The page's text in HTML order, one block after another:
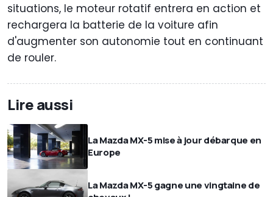
situations, le moteur rotatif entrera en action et
rechargera la batterie de la voiture afin
d'augmenter son autonomie tout en continuant
de rouler.
Lire aussi
La Mazda MX-5 mise à jour débarque en
Europe
La Mazda MX-5 gagne une vingtaine de